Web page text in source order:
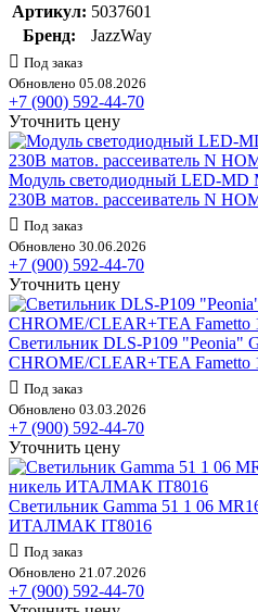
Артикул: 5037601
Бренд:
JazzWay
Под заказ
Обновлено 05.08.2026
+7 (900) 592-44-70
Уточнить цену
Модуль светодиодный LED-MD
230В матов. рассеиватель N
Под заказ
Обновлено 30.06.2026
+7 (900) 592-44-70
Уточнить цену
Светильник DLS-P109 "Peonia"
CHROME/CLEAR+TEA Fametto
Под заказ
Обновлено 03.03.2026
+7 (900) 592-44-70
Уточнить цену
Светильник Gamma 51 1 06
ИТАЛМАК IT8016
Под заказ
Обновлено 21.07.2026
+7 (900) 592-44-70